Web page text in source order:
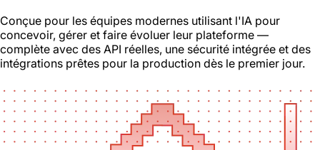
Conçue pour les équipes modernes utilisant l'IA pour
concevoir, gérer et faire évoluer leur plateforme —
complète avec des API réelles, une sécurité intégrée et des
intégrations prêtes pour la production dès le premier jour.